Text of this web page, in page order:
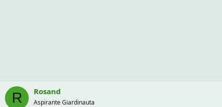
R Rosand
Aspirante Giardinauta